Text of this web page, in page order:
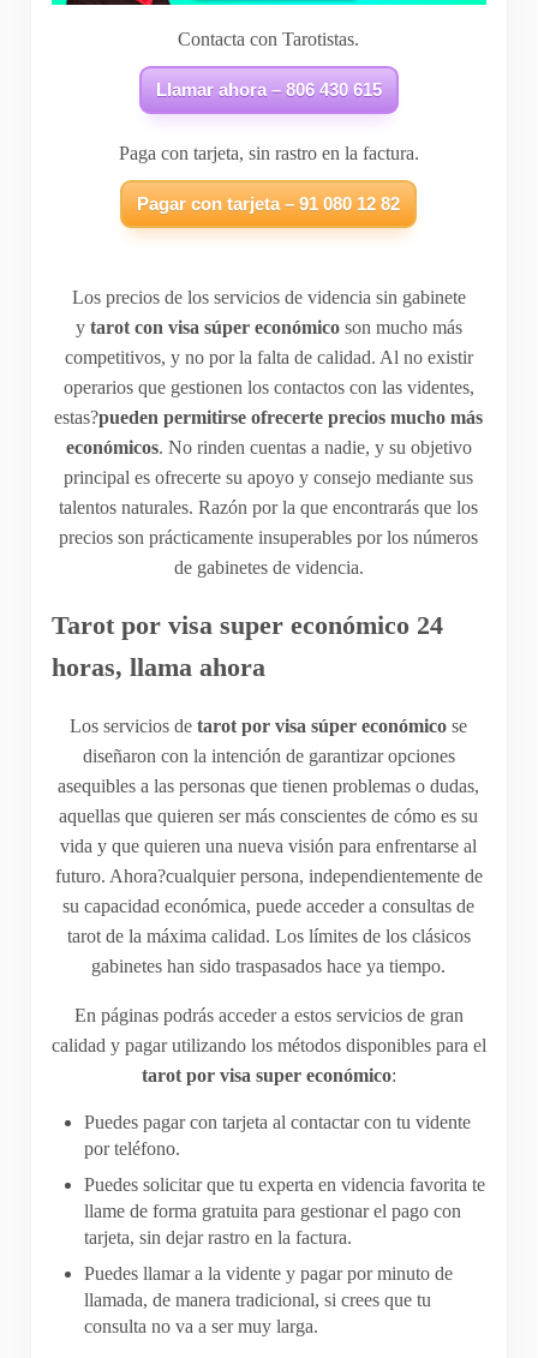
Contacta con Tarotistas.
Llamar ahora – 806 430 615
Paga con tarjeta, sin rastro en la factura.
Pagar con tarjeta – 91 080 12 82
Los precios de los servicios de videncia sin gabinete
y tarot con visa súper económicoson mucho más
competitivos, y no por la falta de calidad. Al no existir
operarios que gestionen los contactos con las videntes,
estas?pueden permitirse ofrecerte precios mucho más
económicos. No rinden cuentas a nadie, y su objetivo
principal es ofrecerte su apoyo y consejo mediante sus
talentos naturales. Razón por la que encontrarás que los
precios son prácticamente insuperables por los números
de gabinetes de videncia.
Tarot por visa super económico 24
horas, llama ahora
Los servicios detarot por visa súper económico se
diseñaron con la intención de garantizar opciones
asequibles a las personas que tienen problemas o dudas,
aquellas que quieren ser más conscientes de cómo es su
vida y que quieren una nueva visión para enfrentarse al
futuro. Ahora?cualquier persona, independientemente de
su capacidad económica, puede acceder a consultas de
tarot de la máxima calidad. Los límites de los clásicos
gabinetes han sido traspasados hace ya tiempo.
En páginas podrás acceder a estos servicios de gran
calidad y pagar utilizando los métodos disponibles para el
tarot por visa super económico:
Puedes pagar con tarjeta al contactar con tu vidente
por teléfono.
Puedes solicitar que tu experta en videncia favorita te
llame de forma gratuita para gestionar el pago con
tarjeta, sin dejar rastro en la factura.
Puedes llamar a la vidente y pagar por minuto de
llamada, de manera tradicional, si crees que tu
consulta no va a ser muy larga.